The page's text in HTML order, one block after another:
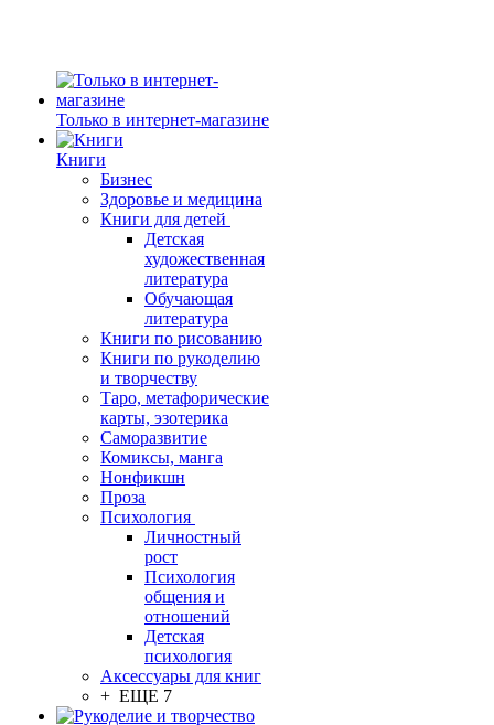
Только в интернет-магазине
Книги
Бизнес
Здоровье и медицина
Книги для детей
Детская
художественная
литература
Обучающая
литература
Книги по рисованию
Книги по рукоделию
и творчеству
Таро, метафорические
карты, эзотерика
Саморазвитие
Комиксы, манга
Нонфикшн
Проза
Психология
Личностный
рост
Психология
общения и
отношений
Детская
психология
Аксессуары для книг
+ ЕЩЕ 7